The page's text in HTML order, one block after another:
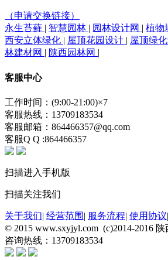
（申请交换链接）
永生苔藓 | 智慧园林 | 园林设计网 | 植物
西安立体绿化 | 屋顶花园设计 | 屋顶绿
林建材网 | 陕西园林网 |
客服中心
工作时间：(9:00-21:00)×7
客服热线：13709183534
客服邮箱：864466357@qq.com
客服Q Q :864466357
扫描进入手机版
扫描关注我们
关于我们| 经营范围 | 服务流程| 使用协议|
© 2015 www.sxyjyl.com (c)2014-2016
咨询热线：13709183534